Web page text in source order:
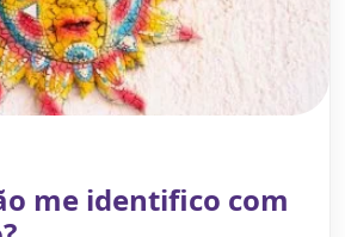
me identifico com